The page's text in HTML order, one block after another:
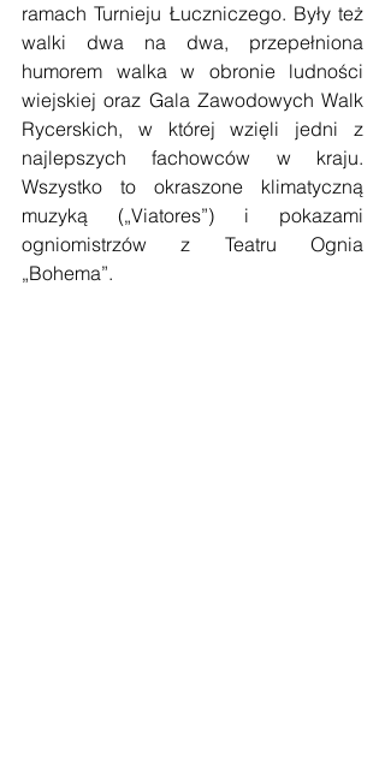
ramach Turnieju Łuczniczego. Były też
walki dwa na dwa, przepełniona
humorem walka w obronie ludności
wiejskiej oraz Gala Zawodowych Walk
Rycerskich, w której wzięli jedni z
najlepszych fachowców w kraju.
Wszystko to okraszone klimatyczną
muzyką („Viatores”) i pokazami
ogniomistrzów z Teatru Ognia
„Bohema”.